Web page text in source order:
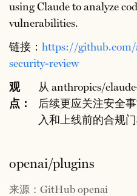
using Claude to analyze
vulnerabilities.
链接： https://github.com/
security-review
观
点：
从 anthropics/
后续更应关注安全
入和上线前的合规门
openai/plugins
来源：GitHub openai